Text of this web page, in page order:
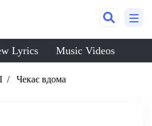
Lyrics Music Videos
Чекає вдома